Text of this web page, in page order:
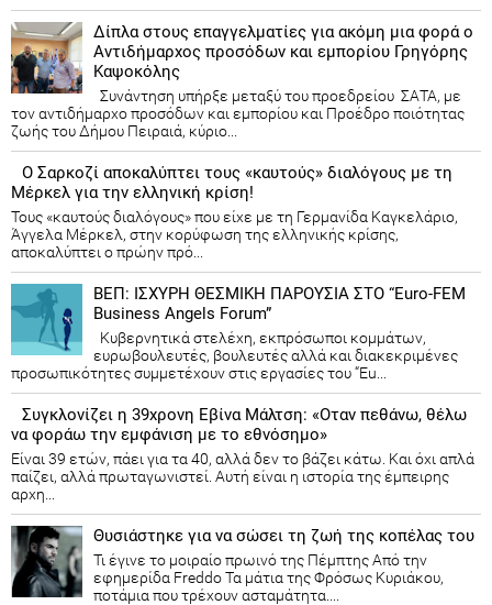
Δίπλα στους επαγγελματίες για ακόμη μια φορά ο
Αντιδήμαρχος προσόδων και εμπορίου Γρηγόρης
Καψοκόλης
Συνάντηση υπήρξε μεταξύ του προεδρείου ΣΑΤΑ, με
τον αντιδήμαρχο προσόδων και εμπορίου και Προέδρο ποιότητας
ζωής του Δήμου Πειραιά, κύριο...
Ο Σαρκοζί αποκαλύπτει τους «καυτούς» διαλόγους με τη
Μέρκελ για την ελληνική κρίση!
Τους «καυτούς διαλόγους» που είχε με τη Γερμανίδα Καγκελάριο,
Άγγελα Μέρκελ, στην κορύφωση της ελληνικής κρίσης,
αποκαλύπτει ο πρώην πρό...
ΒΕΠ: ΙΣΧΥΡΗ ΘΕΣΜΙΚΗ ΠΑΡΟΥΣΙΑ ΣΤΟ “Euro-FEM
Business Angels Forum”
Κυβερνητικά στελέχη, εκπρόσωποι κομμάτων,
ευρωβουλευτές, βουλευτές αλλά και διακεκριμένες
προσωπικότητες συμμετέχουν στις εργασίες του “Eu...
Συγκλονίζει η 39χρονη Εβίνα Μάλτση: «Οταν πεθάνω, θέλω
να φοράω την εμφάνιση με το εθνόσημο»
Είναι 39 ετών, πάει για τα 40, αλλά δεν το βάζει κάτω. Και όχι απλά
παίζει, αλλά πρωταγωνιστεί. Αυτή είναι η ιστορία της έμπειρης
αρχη...
Θυσιάστηκε για να σώσει τη ζωή της κοπέλας του
Τι έγινε το μοιραίο πρωινό της Πέμπτης Από την
εφημερίδα Freddo Τα μάτια της Φρόσως Κυριάκου,
ποτάμια που τρέχουν ασταμάτητα....